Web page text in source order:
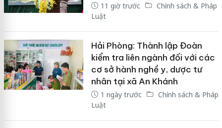
11 giờ trước
Chính sách & Pháp
Luật
Hải Phòng: Thành lập Đoàn
kiểm tra liên ngành đối với các
cơ sở hành nghề y, dược tư
nhân tại xã An Khánh
1 ngày trước
Chính sách & Pháp
Luật